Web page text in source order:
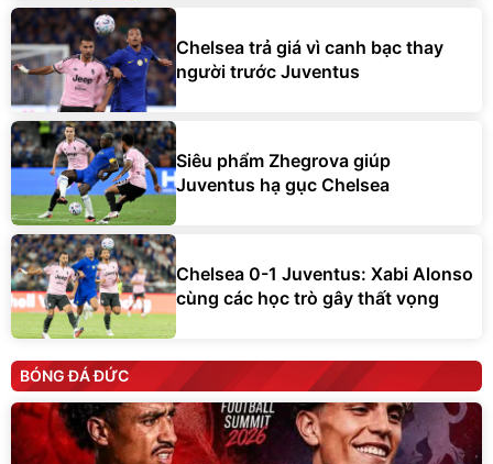
Chelsea trả giá vì canh bạc thay
người trước Juventus
Siêu phẩm Zhegrova giúp
Juventus hạ gục Chelsea
Chelsea 0-1 Juventus: Xabi Alonso
cùng các học trò gây thất vọng
BÓNG ĐÁ ĐỨC